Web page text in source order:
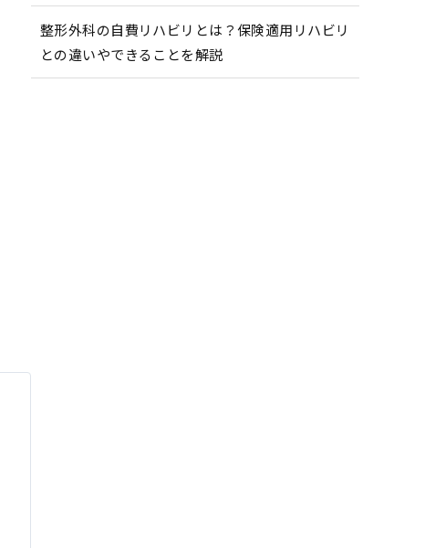
整形外科の自費リハビリとは？保険適用リハビリ
との違いやできることを解説